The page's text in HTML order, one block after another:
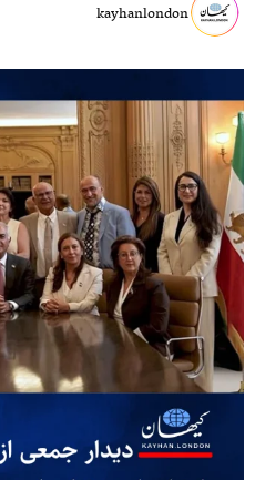
kayhanlondon